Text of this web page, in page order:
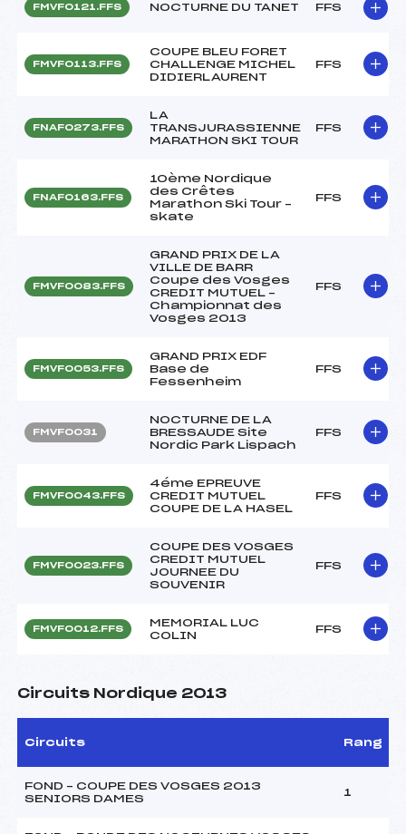
FMVF0121.FFS NOCTURNE DU TANET FFS
FMVF0113.FFS
COUPE BLEU FORET
CHALLENGE MICHEL
DIDIERLAURENT
FFS
FNAF0273.FFS
LA
TRANSJURASSIENNE
MARATHON SKI TOUR
FFS
FNAF0163.FFS
10ème Nordique
des Crêtes
Marathon Ski Tour –
skate
FFS
FMVF0083.FFS
GRAND PRIX DE LA
VILLE DE BARR
Coupe des Vosges
CREDIT MUTUEL –
Championnat des
Vosges 2013
FFS
FMVF0053.FFS
GRAND PRIX EDF
Base de
Fessenheim
FFS
FMVF0031
NOCTURNE DE LA
BRESSAUDE Site
Nordic Park Lispach
FFS
FMVF0043.FFS
4éme EPREUVE
CREDIT MUTUEL
COUPE DE LA HASEL
FFS
FMVF0023.FFS
COUPE DES VOSGES
CREDIT MUTUEL
JOURNEE DU
SOUVENIR
FFS
FMVF0012.FFS
MEMORIAL LUC
COLIN
FFS
Circuits Nordique 2013
Circuits Rang
FOND – COUPE DES VOSGES 2013
SENIORS DAMES
1